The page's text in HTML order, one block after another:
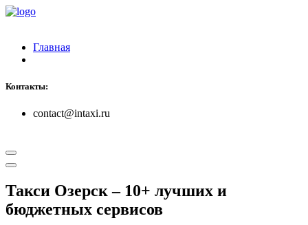
Главная
Контакты:
contact@intaxi.ru
Такси Озерск– 10+ лучших и
бюджетных сервисов